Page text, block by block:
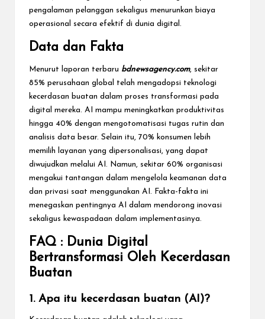
pengalaman pelanggan sekaligus menurunkan biaya
operasional secara efektif di dunia digital.
Data dan Fakta
Menurut laporan terbaru bdnewsagency.com, sekitar
85% perusahaan global telah mengadopsi teknologi
kecerdasan buatan dalam proses transformasi pada
digital mereka. AI mampu meningkatkan produktivitas
hingga 40% dengan mengotomatisasi tugas rutin dan
analisis data besar. Selain itu, 70% konsumen lebih
memilih layanan yang dipersonalisasi, yang dapat
diwujudkan melalui AI. Namun, sekitar 60% organisasi
mengakui tantangan dalam mengelola keamanan data
dan privasi saat menggunakan AI. Fakta-fakta ini
menegaskan pentingnya AI dalam mendorong inovasi
sekaligus kewaspadaan dalam implementasinya.
FAQ : Dunia Digital
Bertransformasi Oleh Kecerdasan
Buatan
1. Apa itu kecerdasan buatan (AI)?